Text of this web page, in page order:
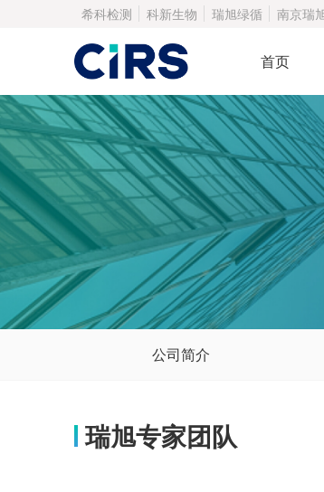
希科检测 科新生物 瑞旭绿循 南京瑞
首页
公司简介
瑞旭专家团队